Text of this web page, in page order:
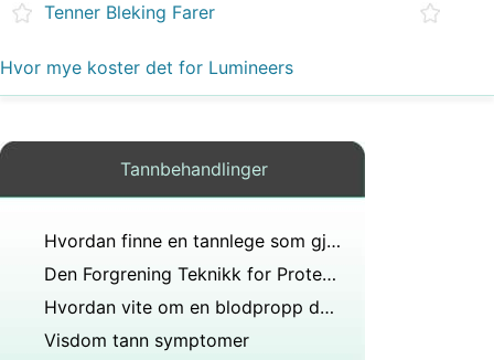
Tenner Bleking Farer
Hvor mye koster det for Lumineers
Tannbehandlinger
Hvordan finne en tannlege som gjør CEREC Crowns
Den Forgrening Teknikk for Proteser
Hvordan vite om en blodpropp dannet over en tanntrekking
Visdom tann symptomer